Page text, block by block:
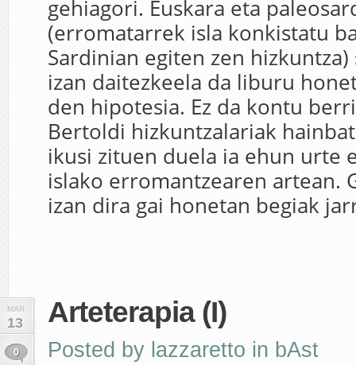
gehiagori. Euskara eta
(erromatarrek isla konkistatu
Sardinian egiten zen
izan daitezkeela da liburu
den hipotesia. Ez da kontu
Bertoldi hizkuntzalariak
ikusi zituen duela ia ehun urte
islako erromantzearen artean.
izan dira gai honetan begiak
MAR
13
0
Arteterapia (I)
Posted by lazzaretto in bAst